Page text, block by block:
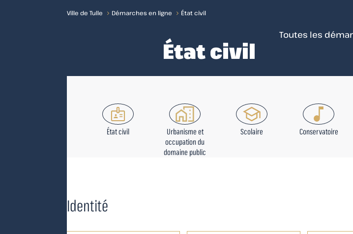
Ville de Tulle Démarches en ligne État civil
État civil
Toutes les
État civil
Urbanisme et
occupation du
domaine public
Scolaire Conservatoire
Identité